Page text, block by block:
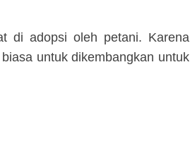
di adopsi oleh petani. Karena
untuk dikembangkan untuk